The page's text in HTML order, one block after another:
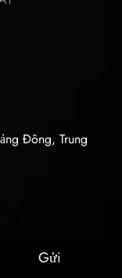
Đông, Trung
Gửi